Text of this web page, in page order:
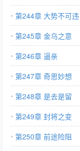
第244章 大势不可违
第245章 金乌之意
第246章 逼亲
第247章 奇思妙想
第248章 是去是留
第249章 封将之变
第250章 前途险阻